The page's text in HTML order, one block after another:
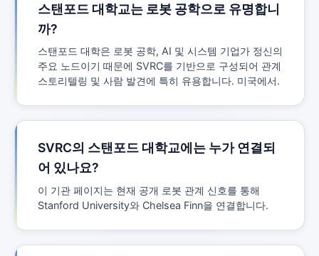
스탠포드 대학교는 로봇 공학으로 유명합니
까?
스탠포드 대학은 로봇 공학, AI 및 시스템 기업가 정신의
주요 노드이기 때문에 SVRC를 기반으로 구성되어 관계
스토리텔링 및 사람 발견에 특히 유용합니다. 미국에서.
SVRC의 스탠포드 대학교에는 누가 연결되
어 있나요?
이 기관 페이지는 현재 공개 로봇 관계 신호를 통해
Stanford University와 Chelsea Finn을 연결합니다.